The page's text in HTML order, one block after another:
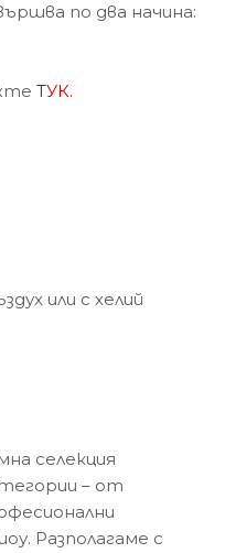
по два начина:
ТУК.
или с хелий
селекция
– от
Разполагаме с